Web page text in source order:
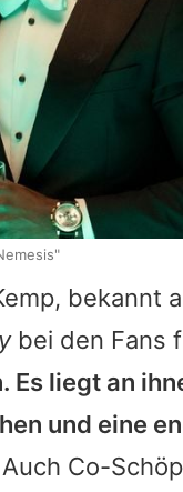
bekannt
bei den Fans
Es liegt an
und eine
Auch Co-